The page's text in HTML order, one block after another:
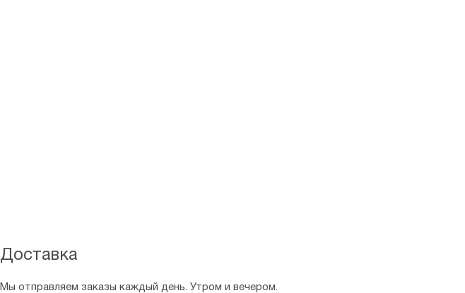
Доставка
Мы отправляем заказы каждый день. Утром и вечером.